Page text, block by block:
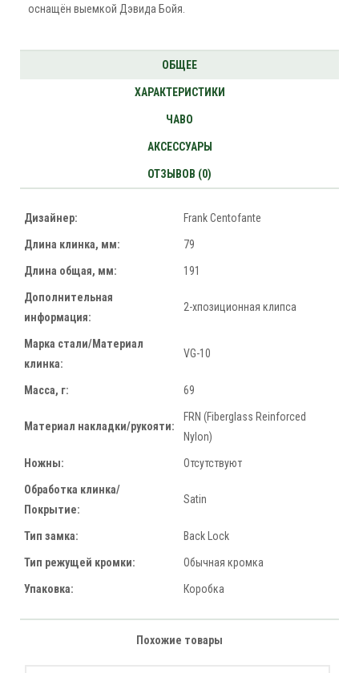
оснащён выемкой Дэвида Бойя.
ОБЩЕЕ
ХАРАКТЕРИСТИКИ
ЧАВО
АКСЕССУАРЫ
ОТЗЫВОВ (0)
Дизайнер: Frank Centofante
Длина клинка, мм: 79
Длина общая, мм: 191
Дополнительная
информация:
2-хпозиционная клипса
Марка стали/Материал
клинка:
VG-10
Масса, г: 69
Материал накладки/рукояти:
FRN (Fiberglass Reinforced
Nylon)
Ножны: Отсутствуют
Обработка клинка/
Покрытие:
Satin
Тип замка: Back Lock
Тип режущей кромки: Обычная кромка
Упаковка: Коробка
Похожие товары